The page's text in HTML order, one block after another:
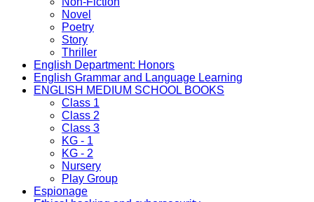
Novel
Poetry
Story
Thriller
English Department: Honors
English Grammar and Language Learning
ENGLISH MEDIUM SCHOOL BOOKS
Class 1
Class 2
Class 3
KG - 1
KG - 2
Nursery
Play Group
Espionage